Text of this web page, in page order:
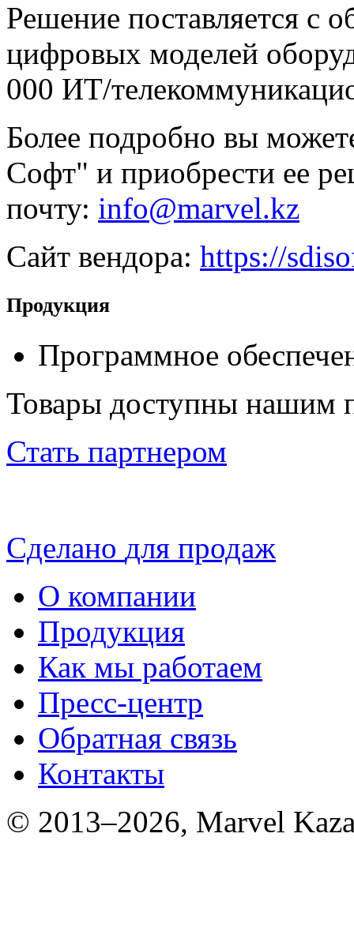
Решение поставляется с
цифровых моделей
000 ИТ/
Более подробно вы
Софт" и приобрести ее
почту: info@marvel.kz
Сайт вендора: https://
Продукция
Программное
Товары доступны нашим
Стать партнером
Сделано для продаж
О компании
Продукция
Как мы работаем
Пресс-центр
Обратная связь
Контакты
© 2013–2026, Marvel